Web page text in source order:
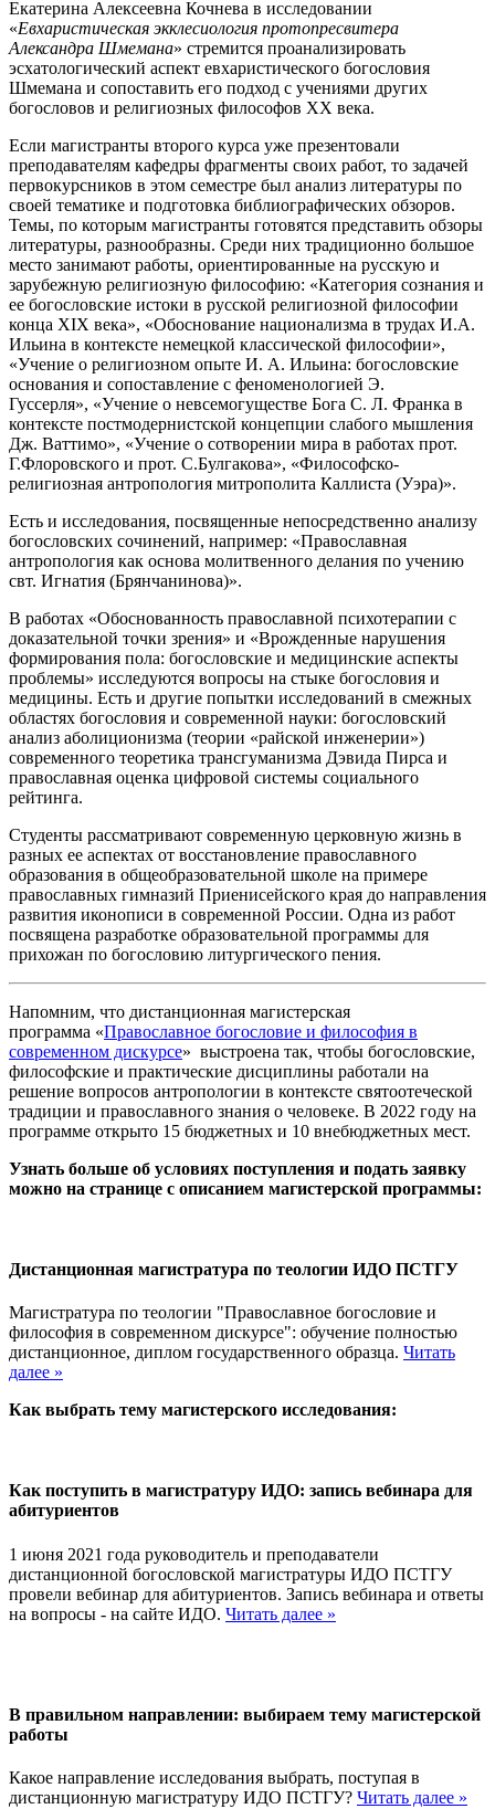
Екатерина Алексеевна Кочнева в исследовании
«Евхаристическая экклесиология протопресвитера
Александра Шмемана» стремится проанализировать
эсхатологический аспект евхаристического богословия
Шмемана и сопоставить его подход с учениями других
богословов и религиозных философов XX века.
Если магистранты второго курса уже презентовали
преподавателям кафедры фрагменты своих работ, то задачей
первокурсников в этом семестре был анализ литературы по
своей тематике и подготовка библиографических обзоров.
Темы, по которым магистранты готовятся представить обзоры
литературы, разнообразны. Среди них традиционно большое
место занимают работы, ориентированные на русскую и
зарубежную религиозную философию: «Категория сознания и
ее богословские истоки в русской религиозной философии
конца XIX века», «Обоснование национализма в трудах И.А.
Ильина в контексте немецкой классической философии»,
«Учение о религиозном опыте И. А. Ильина: богословские
основания и сопоставление с феноменологией Э.
Гуссерля», «Учение о невсемогуществе Бога С. Л. Франка в
контексте постмодернистской концепции слабого мышления
Дж. Ваттимо», «Учение о сотворении мира в работах прот.
Г.Флоровского и прот. С.Булгакова», «Философско-
религиозная антропология митрополита Каллиста (Уэра)».
Есть и исследования, посвященные непосредственно анализу
богословских сочинений, например: «Православная
антропология как основа молитвенного делания по учению
свт. Игнатия (Брянчанинова)».
В работах «Обоснованность православной психотерапии с
доказательной точки зрения» и «Врожденные нарушения
формирования пола: богословские и медицинские аспекты
проблемы» исследуются вопросы на стыке богословия и
медицины. Есть и другие попытки исследований в смежных
областях богословия и современной науки: богословский
анализ аболиционизма (теории «райской инженерии»)
современного теоретика трансгуманизма Дэвида Пирса и
православная оценка цифровой системы социального
рейтинга.
Студенты рассматривают современную церковную жизнь в
разных ее аспектах от восстановление православного
образования в общеобразовательной школе на примере
православных гимназий Приенисейского края до направления
развития иконописи в современной России. Одна из работ
посвящена разработке образовательной программы для
прихожан по богословию литургического пения.
Напомним, что дистанционная магистерская
программа «Православное богословие и философия в
современном дискурсе» выстроена так, чтобы богословские,
философские и практические дисциплины работали на
решение вопросов антропологии в контексте святоотеческой
традиции и православного знания о человеке. В 2022 году на
программе открыто 15 бюджетных и 10 внебюджетных мест.
Узнать больше об условиях поступления и подать заявку
можно на странице с описанием магистерской программы:
Дистанционная магистратура по теологии ИДО ПСТГУ
Магистратура по теологии "Православное богословие и
философия в современном дискурсе": обучение полностью
дистанционное, диплом государственного образца. Читать
далее »
Как выбрать тему магистерского исследования:
Как поступить в магистратуру ИДО: запись вебинара для
абитуриентов
1 июня 2021 года руководитель и преподаватели
дистанционной богословской магистратуры ИДО ПСТГУ
провели вебинар для абитуриентов. Запись вебинара и ответы
на вопросы - на сайте ИДО. Читать далее »
В правильном направлении: выбираем тему магистерской
работы
Какое направление исследования выбрать, поступая в
дистанционную магистратуру ИДО ПСТГУ? Читать далее »